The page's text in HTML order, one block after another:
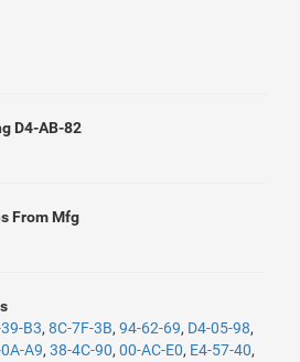
D4-AB-82
From Mfg
B3, 8C-7F-3B, 94-62-69, D4-05-98,
A9, 38-4C-90, 00-AC-E0, E4-57-40,